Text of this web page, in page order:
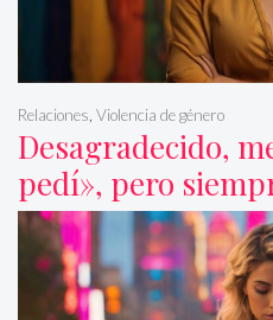
Desagradecido,
pedí», pero
Relaciones Violencia de género